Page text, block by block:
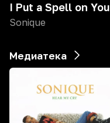
I Put a Spell on You
Sonique
Медиатека